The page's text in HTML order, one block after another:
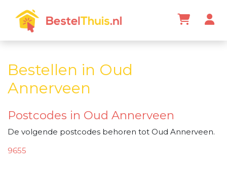
Bestellen in Oud
Annerveen
Postcodes in Oud Annerveen
De volgende postcodes behoren tot Oud Annerveen.
9655